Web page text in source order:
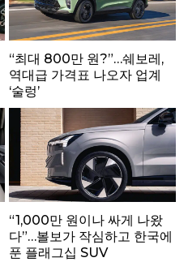
“최대 800만 원?”…쉐보레,
역대급 가격표 나오자 업계
‘술렁’
“1,000만 원이나 싸게 나왔
다”…볼보가 작심하고 한국에
푼 플래그십 SUV